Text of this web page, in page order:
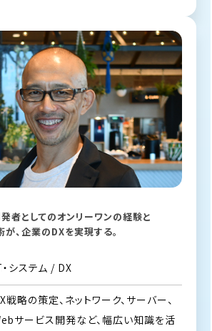
者としてのオンリーワンの経験と
が、企業のDXを実現する。
システム / DX
戦略の策定、ネットワーク、サーバー、
サービス開発など、幅広い知識を活